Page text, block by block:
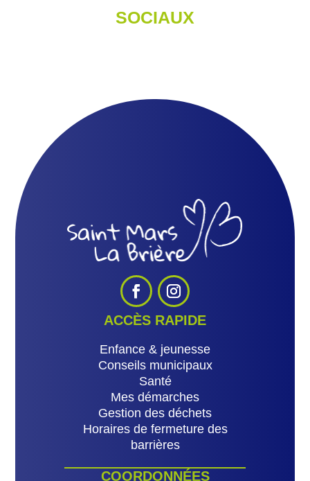
SOCIAUX
ACCÈS RAPIDE
Enfance & jeunesse
Conseils municipaux
Santé
Mes démarches
Gestion des déchets
Horaires de fermeture des
barrières
COORDONNÉES